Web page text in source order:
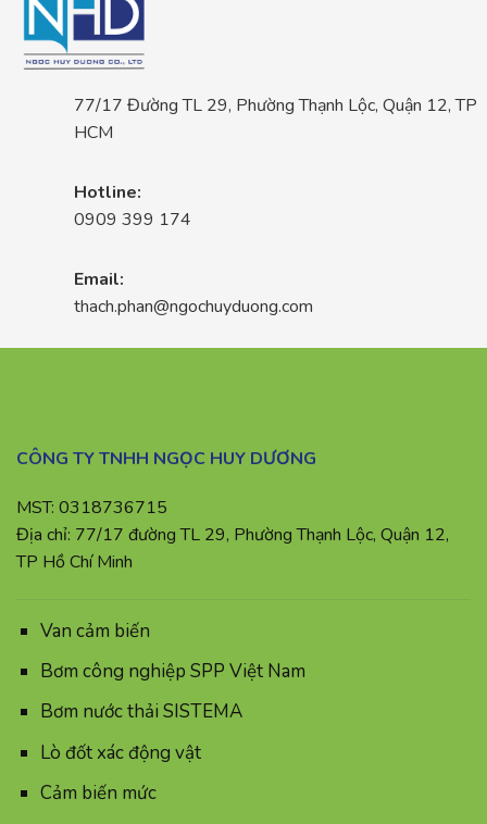
77/17 Đường TL 29, Phường Thạnh Lộc, Quận 12, TP
HCM
Hotline:
0909 399 174
Email:
thach.phan@ngochuyduong.com
CÔNG TY TNHH NGỌC HUY DƯƠNG
MST: 0318736715
Địa chỉ: 77/17 đường TL 29, Phường Thạnh Lộc, Quận 12,
TP Hồ Chí Minh
Van cảm biến
Bơm công nghiệp SPP Việt Nam
Bơm nước thải SISTEMA
Lò đốt xác động vật
Cảm biến mức